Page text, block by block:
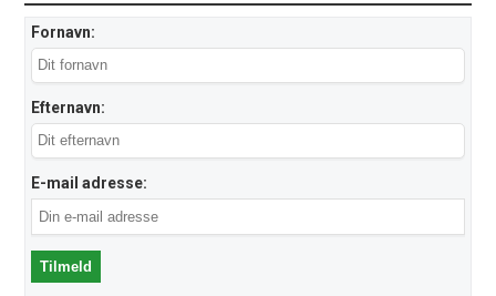
Fornavn:
Efternavn:
E-mail adresse: